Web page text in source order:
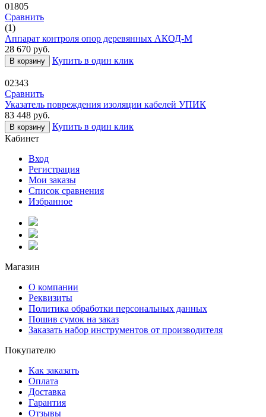
01805
Сравнить
(1)
Аппарат контроля опор деревянных АКОД-М
28 670 руб.
В корзину Купить в один клик
02343
Сравнить
Указатель повреждения изоляции кабелей УПИК
83 448 руб.
В корзину
Купить в один клик
Кабинет
Вход
Регистрация
Мои заказы
Список сравнения
Избранное
Магазин
О компании
Реквизиты
Политика обработки персональных данных
Пошив сумок на заказ
Заказать набор инструментов от производителя
Покупателю
Как заказать
Оплата
Доставка
Гарантия
Отзывы